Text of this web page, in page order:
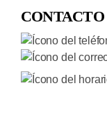
CONTACTO